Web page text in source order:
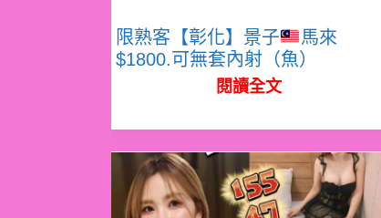
限熟客【彰化】景子
馬來
$1800.可無套內射（魚）
閱讀全文